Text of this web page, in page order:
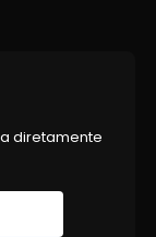
diretamente